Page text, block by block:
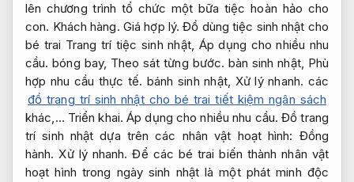
lên chương trình tổ chức một bữa tiệc hoàn hảo cho
con. Khách hàng. Giá hợp lý. Đồ dùng tiệc sinh nhật cho
bé trai Trang trí tiệc sinh nhật, Áp dụng cho nhiều nhu
cầu. bóng bay, Theo sát từng bước. bàn sinh nhật, Phù
hợp nhu cầu thực tế. bánh sinh nhật, Xử lý nhanh. các
đồ trang trí sinh nhật cho bé trai tiết kiệm ngân sách
khác,… Triển khai. Áp dụng cho nhiều nhu cầu. Đồ trang
trí sinh nhật dựa trên các nhân vật hoạt hình: Đồng
hành. Xử lý nhanh. Để các bé trai biến thành nhân vật
hoạt hình trong ngày sinh nhật là một phát minh độc